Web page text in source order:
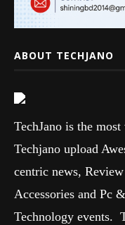
ABOUT TECHJANO
TechJano is the
Techjano upload
centric news,
Accessories and Pc
Technology events.